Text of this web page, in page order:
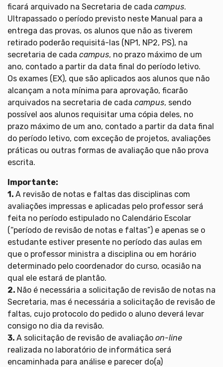
ficará arquivado na Secretaria de cada campus.
Ultrapassado o período previsto neste Manual para a
entrega das provas, os alunos que não as tiverem
retirado poderão requisitá-las (NP1, NP2, PS), na
secretaria de cada campus, no prazo máximo de um
ano, contado a partir da data final do período letivo.
Os exames (EX), que são aplicados aos alunos que não
alcançam a nota mínima para aprovação, ficarão
arquivados na secretaria de cada campus, sendo
possível aos alunos requisitar uma cópia deles, no
prazo máximo de um ano, contado a partir da data final
do período letivo, com exceção de projetos, avaliações
práticas ou outras formas de avaliação que não prova
escrita.
Importante:
1. A revisão de notas e faltas das disciplinas com
avaliações impressas e aplicadas pelo professor será
feita no período estipulado no Calendário Escolar
(“período de revisão de notas e faltas”) e apenas se o
estudante estiver presente no período das aulas em
que o professor ministra a disciplina ou em horário
determinado pelo coordenador do curso, ocasião na
qual ele estará de plantão.
2. Não é necessária a solicitação de revisão de notas na
Secretaria, mas é necessária a solicitação de revisão de
faltas, cujo protocolo do pedido o aluno deverá levar
consigo no dia da revisão.
3. A solicitação de revisão de avaliação on-line
realizada no laboratório de informática será
encaminhada para análise e parecer do(a)